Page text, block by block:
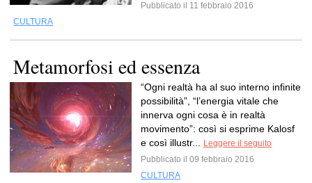
Pubblicato il 11 febbraio 2016
CULTURA
Metamorfosi ed essenza
“Ogni realtà ha al suo interno infinite
possibilità”, “l’energia vitale che
innerva ogni cosa è in realtà
movimento”: così si esprime Kalosf
e così illustr...
Leggere il seguito
Pubblicato il 09 febbraio 2016
CULTURA